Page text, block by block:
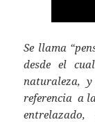
Se llama
desde el
naturaleza,
referencia a